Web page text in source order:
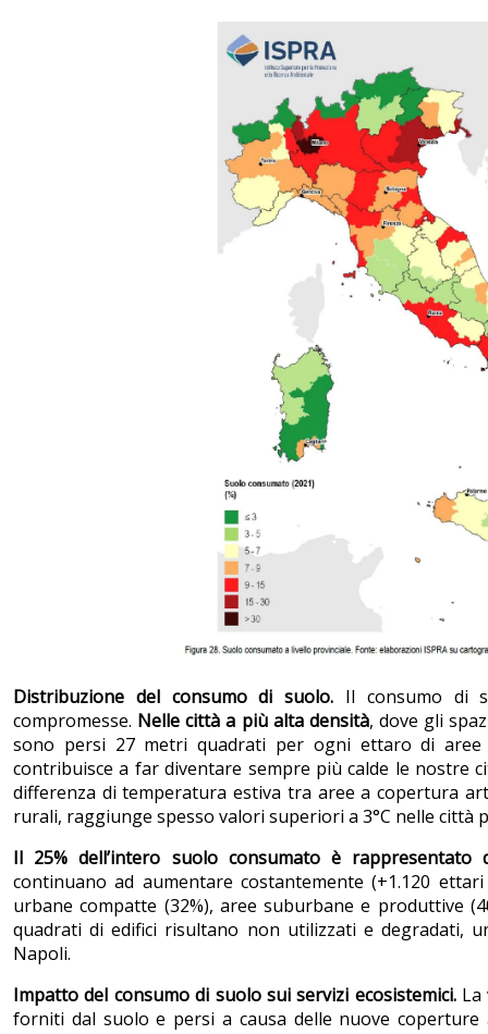
Distribuzione del consumo di suolo. Il consumo di
compromesse. Nelle città a più alta densità, dove gli
sono persi 27 metri quadrati per ogni ettaro di aree
contribuisce a far diventare sempre più calde le nostre
differenza di temperatura estiva tra aree a copertura
rurali, raggiunge spesso valori superiori a 3°C nelle città
Il 25% dell’intero suolo consumato è
continuano ad aumentare costantemente (+1.120
urbane compatte (32%), aree suburbane e produttive
quadrati di edifici risultano non utilizzati e degradati,
Napoli.
Impatto del consumo di suolo sui servizi ecosistemici.La
forniti dal suolo e persi a causa delle nuove